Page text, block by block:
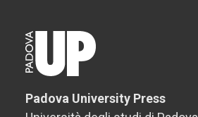
Padova University Press